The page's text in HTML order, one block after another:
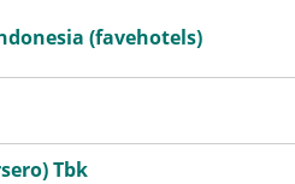
(favehotels)
Tbk